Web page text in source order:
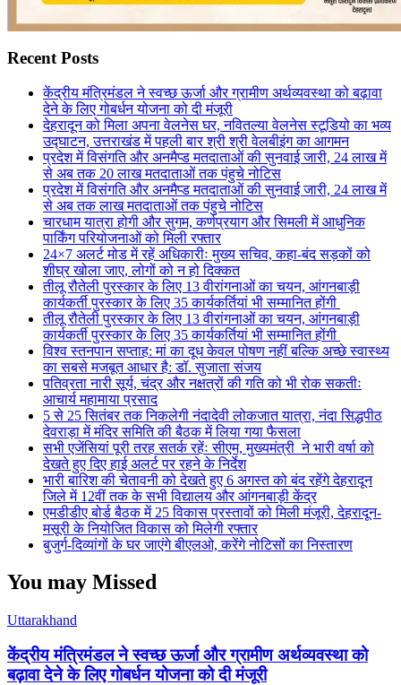
Recent Posts
केंद्रीय मंत्रिमंडल ने स्वच्छ ऊर्जा और ग्रामीण अर्थव्यवस्था को बढ़ावा
देने के लिए गोबर्धन योजना को दी मंजूरी
देहरादून को मिला अपना वेलनेस घर, नवितल्या वेलनेस स्टूडियो का भव्य
उद्घाटन, उत्तराखंड में पहली बार श्री श्री वेलबीइंग का आगमन
प्रदेश में विसंगति और अनमैप्ड मतदाताओं की सुनवाई जारी, 24 लाख में
से अब तक 20 लाख मतदाताओं तक पंहुचे नोटिस
प्रदेश में विसंगति और अनमैप्ड मतदाताओं की सुनवाई जारी, 24 लाख में
से अब तक लाख मतदाताओं तक पंहुचे नोटिस
चारधाम यात्रा होगी और सुगम, कर्णप्रयाग और सिमली में आधुनिक
पार्किंग परियोजनाओं को मिली रफ्तार
24×7 अलर्ट मोड में रहें अधिकारीः मुख्य सचिव, कहा-बंद सड़कों को
शीघ्र खोला जाए, लोगों को न हो दिक्कत
तीलू रौतेली पुरस्कार के लिए 13 वीरांगनाओं का चयन, आंगनबाड़ी
कार्यकर्ती पुरस्कार के लिए 35 कार्यकर्तियां भी सम्मानित होंगी
तीलू रौतेली पुरस्कार के लिए 13 वीरांगनाओं का चयन, आंगनबाड़ी
कार्यकर्ती पुरस्कार के लिए 35 कार्यकर्तियां भी सम्मानित होंगी
विश्व स्तनपान सप्ताह: मां का दूध केवल पोषण नहीं बल्कि अच्छे स्वास्थ्य
का सबसे मजबूत आधार है: डॉ. सुजाता संजय
पतिव्रता नारी सूर्य, चंद्र और नक्षत्रों की गति को भी रोक सकतीः
आचार्य महामाया प्रसाद
5 से 25 सितंबर तक निकलेगी नंदादेवी लोकजात यात्रा, नंदा सिद्धपीठ
देवराड़ा में मंदिर समिति की बैठक में लिया गया फैसला
सभी एजेंसियां पूरी तरह सतर्क रहेंः सीएम, मुख्यमंत्री ने भारी वर्षा को
देखते हुए दिए हाई अलर्ट पर रहने के निर्देश
भारी बारिश की चेतावनी को देखते हुए 6 अगस्त को बंद रहेंगे देहरादून
जिले में 12वीं तक के सभी विद्यालय और आंगनबाड़ी केंद्र
एमडीडीए बोर्ड बैठक में 25 विकास प्रस्तावों को मिली मंजूरी, देहरादून-
मसूरी के नियोजित विकास को मिलेगी रफ्तार
बुजुर्ग-दिव्यांगों के घर जाएंगे बीएलओ, करेंगे नोटिसों का निस्तारण
You may Missed
Uttarakhand
केंद्रीय मंत्रिमंडल ने स्वच्छ ऊर्जा और ग्रामीण अर्थव्यवस्था को
बढ़ावा देने के लिए गोबर्धन योजना को दी मंजूरी